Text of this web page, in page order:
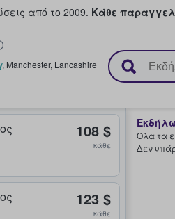
από το 2009. Κάθε
και πουλούν
, Manchester, Lancashire
108 $
κάθε
123 $
κάθε
Όλα τα
Δεν